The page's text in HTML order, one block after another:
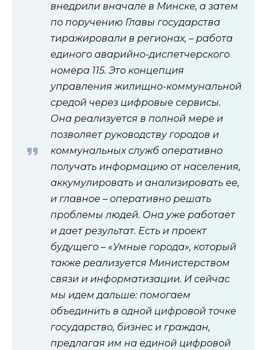
внедрили вначале в Минске, а затем
по поручению Главы государства
тиражировали в регионах, – работа
единого аварийно-диспетчерского
номера 115. Это концепция
управления жилищно-коммунальной
средой через цифровые сервисы.
Она реализуется в полной мере и
позволяет руководству городов и
коммунальных служб оперативно
получать информацию от населения,
аккумулировать и анализировать ее,
и главное – оперативно решать
проблемы людей. Она уже работает
и дает результат. Есть и проект
будущего – «Умные города», который
также реализуется Министерством
связи и информатизации. И сейчас
мы идем дальше: помогаем
объединить в одной цифровой точке
государство, бизнес и граждан,
предлагая им на единой цифровой